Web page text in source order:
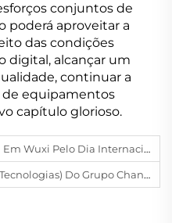
conjuntos de
poderá aproveitar a
das condições
digital, alcançar um
continuar a
de equipamentos
capítulo glorioso.
Acolhendo A Respiração Da Primavera Em Busca De Esplendor Florido
Aprovados Na Avaliação Nacional De Novos Produtos